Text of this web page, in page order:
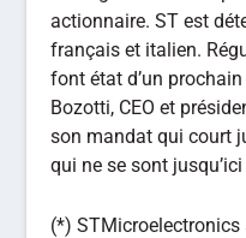
actionnaire. ST est
français et italien.
font état d’un
Bozotti, CEO et
son mandat qui court
qui ne se sont
(*) STMicroelectronics